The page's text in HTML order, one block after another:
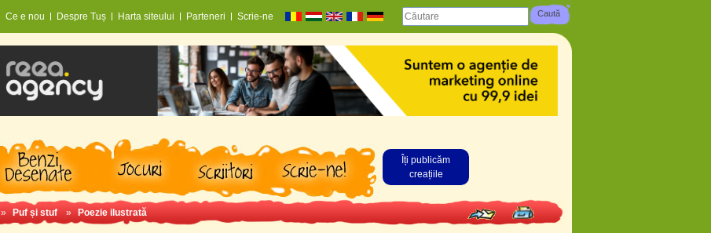
Ce e nou Despre Tuș Harta siteului Parteneri Scrie-ne
Îți publicăm
creațiile
» Puf și stuf » Poezie ilustrată